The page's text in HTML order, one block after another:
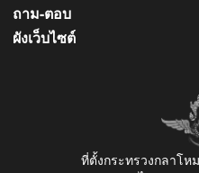
ถาม-ตอบ
ผังเว็บไซต์
ที่ตั้งกระทรวงกลาโห